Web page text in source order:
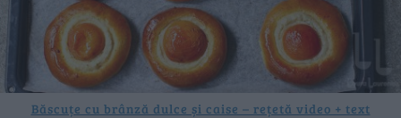
Băscuțe cu brânză dulce și caise – rețetă video + text